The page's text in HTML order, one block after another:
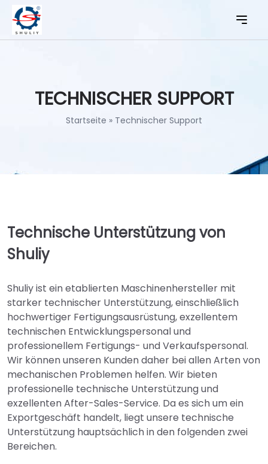
TECHNISCHER SUPPORT
Startseite » Technischer Support
Technische Unterstützung von
Shuliy
Shuliy ist ein etablierten Maschinenhersteller mit
starker technischer Unterstützung, einschließlich
hochwertiger Fertigungsausrüstung, exzellentem
technischen Entwicklungspersonal und
professionellem Fertigungs- und Verkaufspersonal.
Wir können unseren Kunden daher bei allen Arten von
mechanischen Problemen helfen. Wir bieten
professionelle technische Unterstützung und
exzellenten After-Sales-Service. Da es sich um ein
Exportgeschäft handelt, liegt unsere technische
Unterstützung hauptsächlich in den folgenden zwei
Bereichen.